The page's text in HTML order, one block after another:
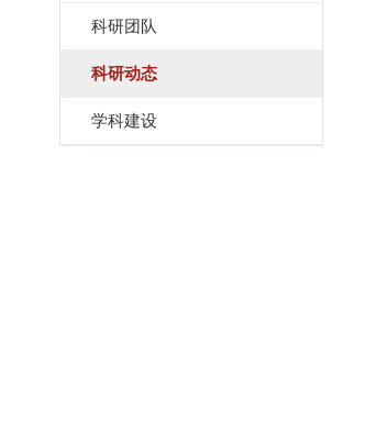
科研团队
科研动态
学科建设